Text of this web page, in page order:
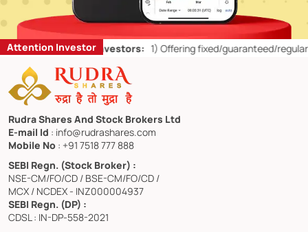
Attention Investor
for Retail Investors: 1)Offering fixed/guaranteed/regular
Rudra Shares And Stock Brokers Ltd
E-mail Id : info@rudrashares.com
Mobile No : +91 7518 777 888
SEBI Regn. (Stock Broker) :
NSE-CM/FO/CD / BSE-CM/FO/CD /
MCX / NCDEX - INZ000004937
SEBI Regn. (DP) :
CDSL : IN-DP-558-2021